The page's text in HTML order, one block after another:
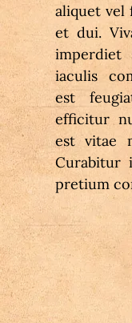
aliquet vel
et dui.
imperdiet
iaculis
est
efficitur
est vitae
Curabitur
pretium